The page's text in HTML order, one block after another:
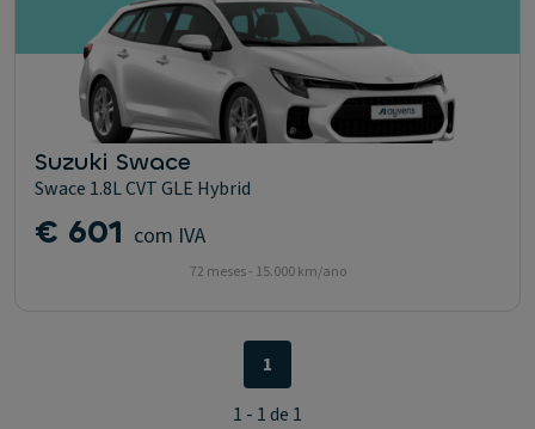
Suzuki Swace
Swace 1.8L CVT GLE Hybrid
€ 601 com IVA
72 meses - 15.000 km/ano
1
1 - 1 de 1